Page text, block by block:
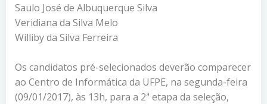
Saulo José de Albuquerque Silva
Veridiana da Silva Melo
Williby da Silva Ferreira
Os candidatos pré-selecionados deverão comparecer
ao Centro de Informática da UFPE, na segunda-feira
(09/01/2017), às 13h, para a 2ª etapa da seleção,